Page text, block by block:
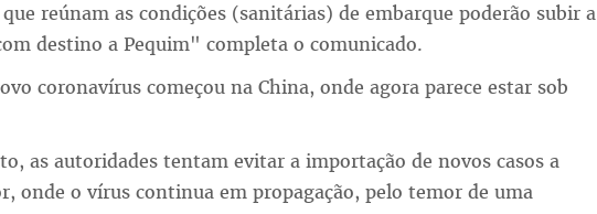
reúnam as condições (sanitárias) de embarque poderão subir a
destino a Pequim" completa o comunicado.
coronavírus começou na China, onde agora parece estar sob
as autoridades tentam evitar a importação de novos casos a
onde o vírus continua em propagação, pelo temor de uma